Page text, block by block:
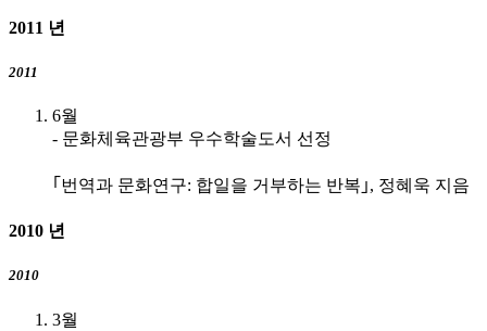
2011 년
2011
6월
- 문화체육관광부 우수학술도서 선정
｢번역과 문화연구: 합일을 거부하는 반복｣, 정혜욱 지음
2010 년
2010
3월